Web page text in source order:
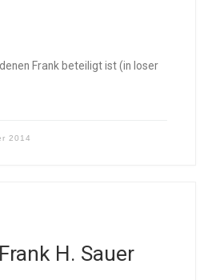
Frank beteiligt ist (in loser
2014
H. Sauer